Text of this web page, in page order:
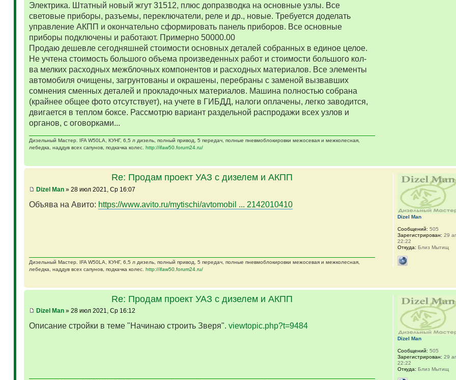
Электрика. Штатный новый жгут 31512, плюс допразводка на основные узлы. Все
световые приборы, разъемы, переключатели, реле и др., новые. Требуется доделать
управление АКПП и окончательно сформировать панель приборов. Все основные
приборы подключены и работают. Примерно 50000.00
Продаю дешевле сегодняшней стоимости основных деталей собранных в единое целое.
Не учтена стоимость большого объема произведенных работ и стоимости большого кол-
ва мелких расходных межблочных компонентов и расходных материалов. Все элементы
автомобиля очищены, загрунтованы и окрашены, перебраны с заменой вызвавших
сомнения сменных деталей и прокладочных материалов. Машина полностью собрана
(крайнее общее фото отсутствует), на учете в ГИБДД, налоги оплачены, легко заводится,
двигается в теплом боксе. Рассмотрю вариант раздельной распродажи всех узлов и
органов, с оговорками...
Дизельный Мастер. IFA W50LA, КУНГ, 6,5 л дизель, полный привод, 5 передач, полные пневмоблокировки межосевая и межколесная,
лебедка, наддув всех сапунов, подкачка колес. http://ifaw50.forum24.ru/
Re: Продам проект УАЗ с дизелем и АКПП
Dizel Man» 28 июл 2021, Ср 16:07
Объява на Авито: https://www.avito.ru/mytischi/avtomobil ... 2142010410
Дизельный Мастер. IFA W50LA, КУНГ, 6,5 л дизель, полный привод, 5 передач, полные пневмоблокировки межосевая и межколесная,
лебедка, наддув всех сапунов, подкачка колес. http://ifaw50.forum24.ru/
Dizel Man
Сообщений: 505
Зарегистрирован: 29
22:22
Откуда: Близ Мытищ
Re: Продам проект УАЗ с дизелем и АКПП
Dizel Man» 28 июл 2021, Ср 16:12
Описание стройки в теме "Начинаю строить Зверя". viewtopic.php?t=9484
Dizel Man
Сообщений: 505
Зарегистрирован: 29
22:22
Откуда: Близ Мытищ